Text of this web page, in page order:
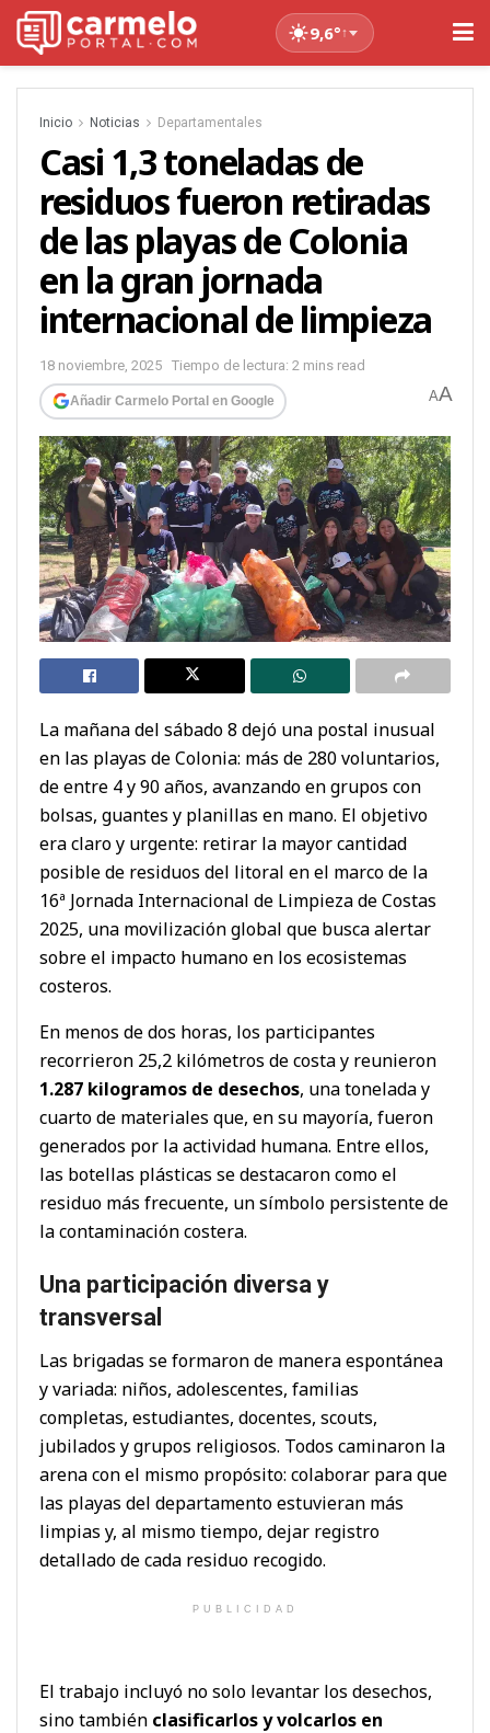
9,6°↑
Inicio Noticias Departamentales
Casi 1,3 toneladas de
residuos fueron retiradas
de las playas de Colonia
en la gran jornada
internacional de limpieza
18 noviembre, 2025 Tiempo de lectura: 2 mins read
Añadir Carmelo Portal en Google AA
La mañana del sábado 8 dejó una postal inusual
en las playas de Colonia: más de 280 voluntarios,
de entre 4 y 90 años, avanzando en grupos con
bolsas, guantes y planillas en mano. El objetivo
era claro y urgente: retirar la mayor cantidad
posible de residuos del litoral en el marco de la
16ª Jornada Internacional de Limpieza de Costas
2025, una movilización global que busca alertar
sobre el impacto humano en los ecosistemas
costeros.
En menos de dos horas, los participantes
recorrieron 25,2 kilómetros de costa y reunieron
1.287 kilogramos de desechos, una tonelada y
cuarto de materiales que, en su mayoría, fueron
generados por la actividad humana. Entre ellos,
las botellas plásticas se destacaron como el
residuo más frecuente, un símbolo persistente de
la contaminación costera.
Una participación diversa y
transversal
Las brigadas se formaron de manera espontánea
y variada: niños, adolescentes, familias
completas, estudiantes, docentes, scouts,
jubilados y grupos religiosos. Todos caminaron la
arena con el mismo propósito: colaborar para que
las playas del departamento estuvieran más
limpias y, al mismo tiempo, dejar registro
detallado de cada residuo recogido.
PUBLICIDAD
El trabajo incluyó no solo levantar los desechos,
sino también clasificarlos y volcarlos en